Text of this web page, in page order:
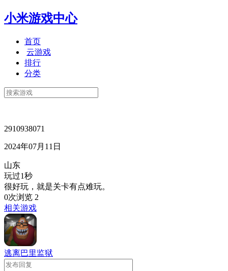
小米游戏中心
首页
云游戏
排行
分类
2910938071
2024年07月11日
山东
玩过1秒
很好玩，就是关卡有点难玩。
0次浏览 2
相关游戏
逃离巴里监狱